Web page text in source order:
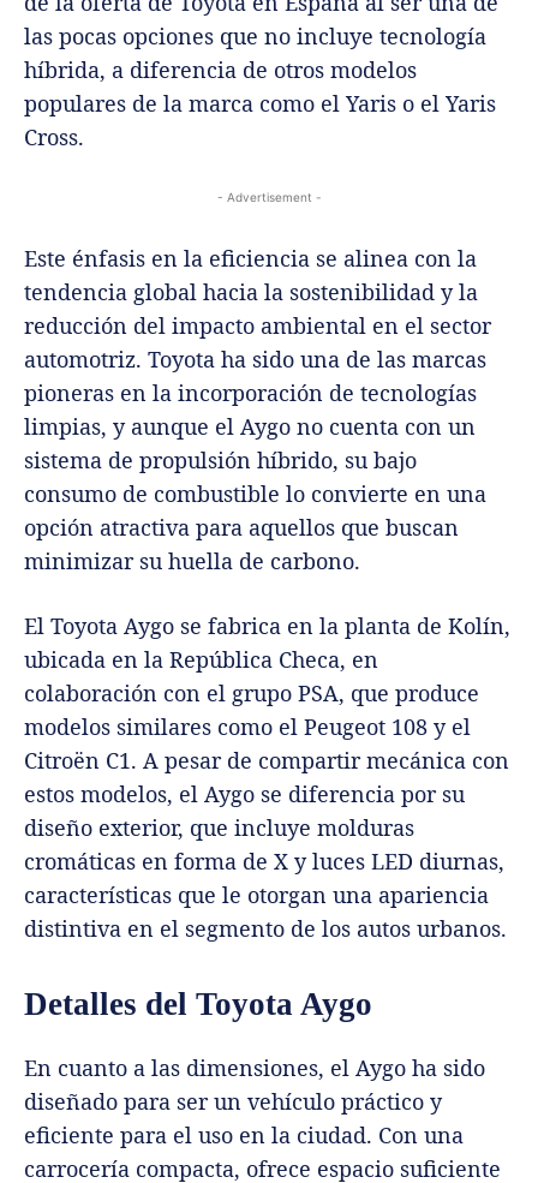
las pocas opciones que no incluye tecnología
híbrida, a diferencia de otros modelos
populares de la marca como el Yaris o el Yaris
Cross.
- Advertisement -
Este énfasis en la eficiencia se alinea con la
tendencia global hacia la sostenibilidad y la
reducción del impacto ambiental en el sector
automotriz. Toyota ha sido una de las marcas
pioneras en la incorporación de tecnologías
limpias, y aunque el Aygo no cuenta con un
sistema de propulsión híbrido, su bajo
consumo de combustible lo convierte en una
opción atractiva para aquellos que buscan
minimizar su huella de carbono.
El Toyota Aygo se fabrica en la planta de Kolín,
ubicada en la República Checa, en
colaboración con el grupo PSA, que produce
modelos similares como el Peugeot 108 y el
Citroën C1. A pesar de compartir mecánica con
estos modelos, el Aygo se diferencia por su
diseño exterior, que incluye molduras
cromáticas en forma de X y luces LED diurnas,
características que le otorgan una apariencia
distintiva en el segmento de los autos urbanos.
Detalles del Toyota Aygo
En cuanto a las dimensiones, el Aygo ha sido
diseñado para ser un vehículo práctico y
eficiente para el uso en la ciudad. Con una
carrocería compacta, ofrece espacio suficiente